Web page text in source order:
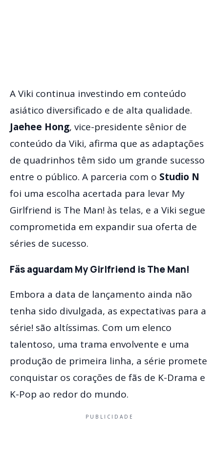
A Viki continua investindo em conteúdo
asiático diversificado e de alta qualidade.
Jaehee Hong, vice-presidente sênior de
conteúdo da Viki, afirma que as adaptações
de quadrinhos têm sido um grande sucesso
entre o público. A parceria com o Studio N
foi uma escolha acertada para levar My
Girlfriend is The Man! às telas, e a Viki segue
comprometida em expandir sua oferta de
séries de sucesso.
Fãs aguardam My Girlfriend is The Man!
Embora a data de lançamento ainda não
tenha sido divulgada, as expectativas para a
série! são altíssimas. Com um elenco
talentoso, uma trama envolvente e uma
produção de primeira linha, a série promete
conquistar os corações de fãs de K-Drama e
K-Pop ao redor do mundo.
PUBLICIDADE